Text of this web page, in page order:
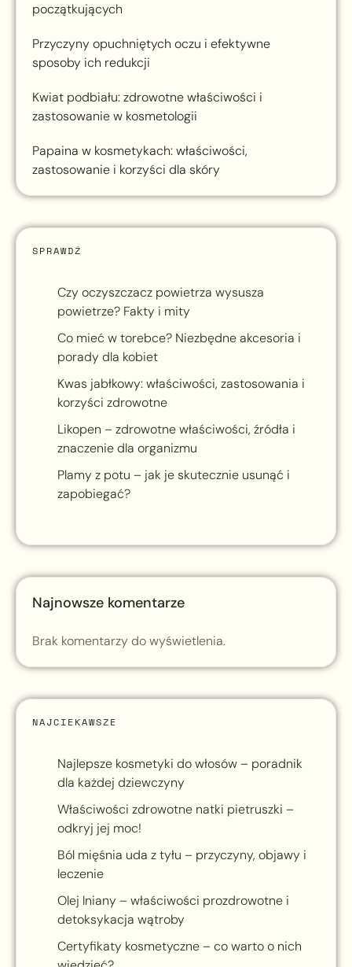
początkujących
Przyczyny opuchniętych oczu i efektywne
sposoby ich redukcji
Kwiat podbiału: zdrowotne właściwości i
zastosowanie w kosmetologii
Papaina w kosmetykach: właściwości,
zastosowanie i korzyści dla skóry
SPRAWDŹ
Czy oczyszczacz powietrza wysusza
powietrze? Fakty i mity
Co mieć w torebce? Niezbędne akcesoria i
porady dla kobiet
Kwas jabłkowy: właściwości, zastosowania i
korzyści zdrowotne
Likopen – zdrowotne właściwości, źródła i
znaczenie dla organizmu
Plamy z potu – jak je skutecznie usunąć i
zapobiegać?
Najnowsze komentarze
Brak komentarzy do wyświetlenia.
NAJCIEKAWSZE
Najlepsze kosmetyki do włosów – poradnik
dla każdej dziewczyny
Właściwości zdrowotne natki pietruszki –
odkryj jej moc!
Ból mięśnia uda z tyłu – przyczyny, objawy i
leczenie
Olej lniany – właściwości prozdrowotne i
detoksykacja wątroby
Certyfikaty kosmetyczne – co warto o nich